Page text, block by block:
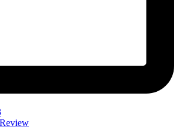
Review